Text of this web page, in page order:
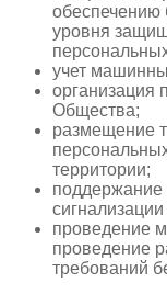
обеспечению
уровня
учет
организация
Общества;
размещение
территории;
поддержание
проведение
проведение
требований